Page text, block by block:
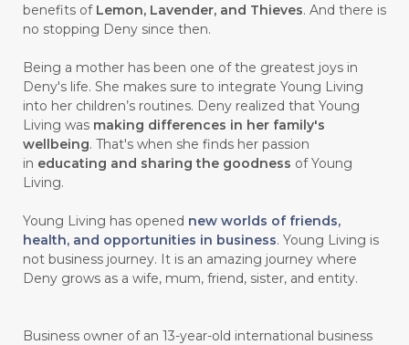
#CHELATION
#CHEMICAL
#chemistryessentialoil
#CHILD
#chitosan
#CHOCOLATE
#CHOCOLESSENCE
#CHOLESTEROL
#CINNAMON BARK
#CIRCULATION
#CISTUS
#CITRINE
#CITRONELLA
#CLEANER
#CLEANING
#CLEANSER
benefits of Lemon, Lavender, and Thieves. And there is
no stopping Deny since then.
Being a mother has been one of the greatest joys in
Deny's life. She makes sure to integrate Young Living
into her children’s routines. Deny realized that Young
Living was making differences in her family's
wellbeing. That's when she finds her passion
in educating and sharing the goodness of Young
Living.
Young Living has opened new worlds of friends,
health, and opportunities in business. Young Living is
not business journey. It is an amazing journey where
Deny grows as a wife, mum, friend, sister, and entity.
Business owner of an 13-year-old international business